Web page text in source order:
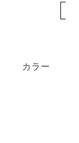
カラー